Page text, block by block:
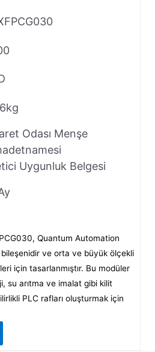
Odası Menşe
Uygunluk Belgesi
Quantum Automation
ve orta ve büyük ölçekli
için tasarlanmıştır. Bu modüler
su arıtma ve imalat gibi kilit
PLC rafları oluşturmak için